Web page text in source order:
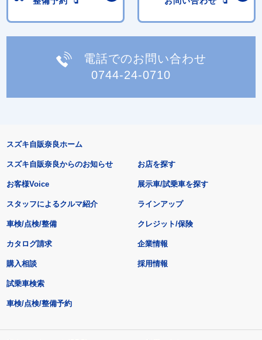
電話でのお問い合わせ
0744-24-0710
スズキ自販奈良ホーム
スズキ自販奈良からのお知らせ
お客様Voice
スタッフによるクルマ紹介
お店を探す
展示車/試乗車を探す
ラインアップ
車検/点検/整備 クレジット/保険
カタログ請求
購入相談
試乗車検索
車検/点検/整備予約
企業情報
採用情報